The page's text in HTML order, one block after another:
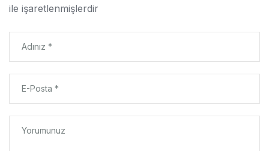
ile işaretlenmişlerdir